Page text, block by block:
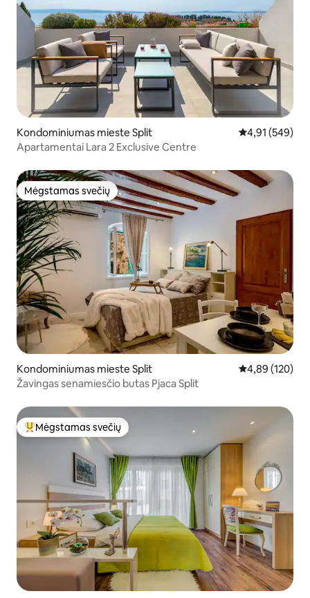
Kondominiumas mieste Split Vidutinis
4,91 (549)
Apartamentai Lara 2 Exclusive Centre
Mėgstamas svečių
Mėgstamas svečių
Kondominiumas mieste Split Vidutinis
4,89 (120)
Žavingas senamiesčio butas Pjaca Split
Svečių mėgstamiausias
Mėgstamas svečių